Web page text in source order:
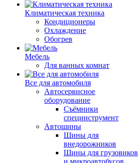
Климатическая техника
Кондиционеры
Охлаждение
Обогрев
Мебель
Для ванных комнат
Все для автомобиля
Автосервисное
оборудование
Съёмники
специнструмент
Автошины
Шины для
внедорожников
Шины для грузовиков
и микроавтобусов